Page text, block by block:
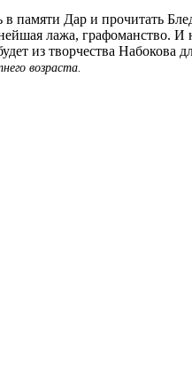
памяти Дар и прочитать
лажа, графоманство.
из творчества Набокова
возраста.